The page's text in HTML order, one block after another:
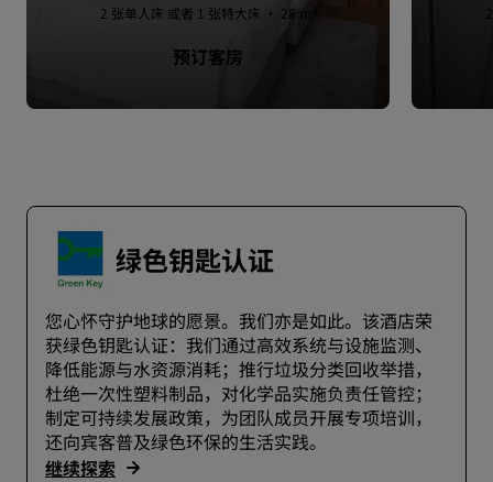
2 张单人床 或者 1 张特大床 · 28 m²
预订客房
绿色钥匙认证
您心怀守护地球的愿景。我们亦是如此。该酒店荣
获绿色钥匙认证：我们通过高效系统与设施监测、
降低能源与水资源消耗；推行垃圾分类回收举措，
杜绝一次性塑料制品，对化学品实施负责任管控；
制定可持续发展政策，为团队成员开展专项培训，
还向宾客普及绿色环保的生活实践。
继续探索